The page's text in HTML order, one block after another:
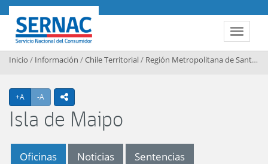
Contenido principal
Toggle
SERNAC
Inicio / Información /Chile Territorial/ Región Metropolitana de Santiago
+A Agrandar texto
-A Achicar textoicono compartir
Isla de Maipo
Oficinas Noticias Sentencias